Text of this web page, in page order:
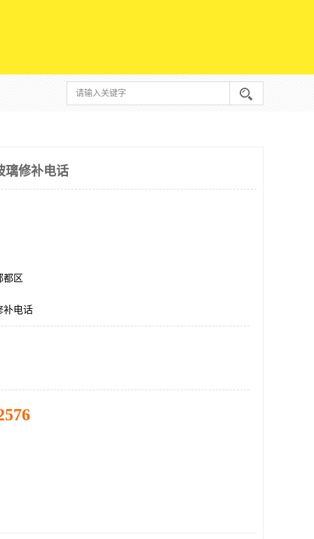
璃修补电话
都区
补电话